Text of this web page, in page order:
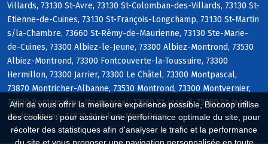
Afin de vous offrir la meilleure expérience possible, Biocoop utilise
des cookies : pour assurer une performance optimale du site, pour
récolter des statistiques afin d'analyser le trafic et la performance
Villards, 73130 St-Avre, 73130 St-Colomban-des-Villards, 73130 St-
Etienne-de-Cuines, 73130 St-François-Longchamp, 73130 St-Martin
s/la-Chambre, 73660 St-Rémy-de-Maurienne, 73130 Ste-Marie-
de-Cuines, 73300 Albiez-le-Jeune, 73300 Albiez-Montrond, 73530
Albiez-Montrond, 73300 Fontcouverte-la-Toussuire, 73300
Hermillon, 73300 Jarrier, 73300 Le Châtel, 73300 Montpascal,
73870 Montricher-Albanne, 73530 Montrond, 73300 Montvernier,
73300 Pontamafrey-Montpascal, 73530 St-Jean-d, 73300 St-Jean-
de-Maurienne, 73870 St-Julien-Mont-Denis